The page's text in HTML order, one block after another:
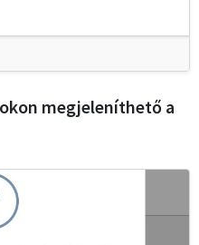
megjeleníthető a